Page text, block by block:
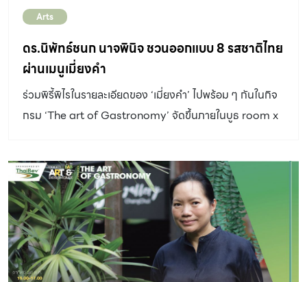
Arts
ดร.นิพัทธ์ชนก นาจพินิจ ชวนออกแบบ 8 รสชาติไทย
ผ่านเมนูเมี่ยงคำ
ร่วมพิรี้พิไรในรายละเอียดของ ‘เมี่ยงคำ’ ไปพร้อม ๆ กันในกิจ
กรม ‘The art of Gastronomy’ จัดขึ้นภายในบูธ room x
เลือกให้ผู้ที่เข้าร่วมงานได้สร้างสรรค์เมี่ยงคำในแบบของตัวเอง